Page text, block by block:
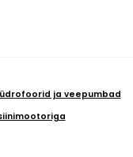
ja veepumbad